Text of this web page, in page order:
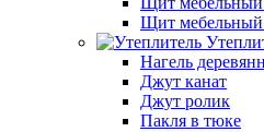
Щит мебельный
Нагель
Джут канат
Джут ролик
Пакля в тюке